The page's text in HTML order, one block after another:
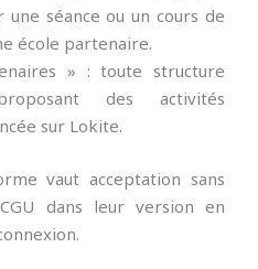
séance ou un cours de
école partenaire.
» : toute structure
des activités
sur Lokite.
vaut acceptation sans
dans leur version en